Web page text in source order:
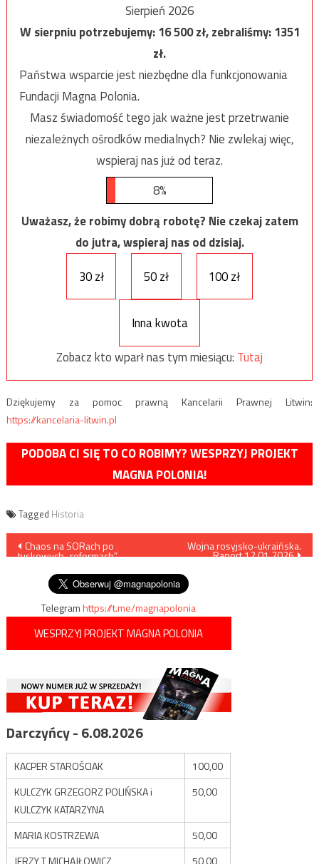
Sierpień 2026
W sierpniu potrzebujemy:16 500zł, zebraliśmy:1351
zł.
Państwa wsparcie jest niezbędne dla funkcjonowania
Fundacji Magna Polonia.
Masz świadomość tego jak ważne jest przetrwanie
niezależnych ośrodków medialnych? Nie zwlekaj więc,
wspieraj nas już od teraz.
8%
Uważasz, że robimy dobrą robotę? Nie czekaj zatem
do jutra, wspieraj nas od dzisiaj.
30 zł
50 zł 100 zł
Inna kwota
Zobacz kto wparł nas tym miesiącu: Tutaj
Dziękujemy za pomoc prawną Kancelarii Prawnej Litwin:
https://kancelaria-litwin.pl
PODOBA CI SIĘ TO CO ROBIMY? WESPRZYJ PROJEKT
MAGNA POLONIA!
Tagged Historia
Nawigacja
wpisu
Chaos na SORach po
tuskowych „reformach”
Wojna rosyjsko-ukraińska.
Raport 12.01.2026
Telegramhttps://t.me/magnapolonia
WESPRZYJ PROJEKT MAGNA POLONIA
Darczyńcy - 6.08.2026
KACPER STAROŚCIAK
100,00
KULCZYK GRZEGORZ POLIŃSKA i
KULCZYK KATARZYNA
50,00
MARIA KOSTRZEWA
50,00